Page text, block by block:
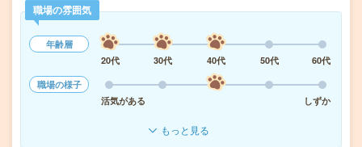
職場の雰囲気
年齢層
20代
30代 40代 50代
60代
職場の様子
活気がある
しずか
もっと見る